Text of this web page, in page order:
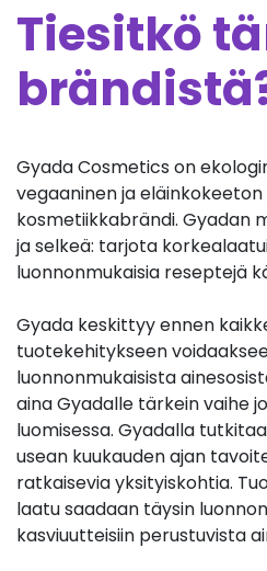
Tiesitkö
Gyada Cosmetics on
vegaaninen ja
kosmetiikkabrändi. Gyadan
ja selkeä: tarjota
luonnonmukaisia reseptejä
Gyada keskittyy ennen
tuotekehitykseen
luonnonmukaisista
aina Gyadalle tärkein vaihe
luomisessa. Gyadalla
usean kuukauden ajan
ratkaisevia yksityiskohtia.
laatu saadaan täysin
kasviuutteisiin perustuvista